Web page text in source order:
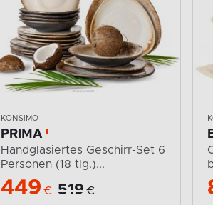
KONSIMO
PRIMA
Handglasiertes Geschirr-Set 6
Personen (18 tlg.)...
449 € 519 €